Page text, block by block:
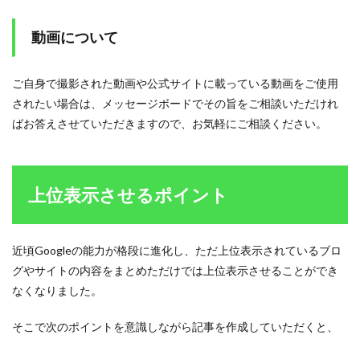
動画について
ご自身で撮影された動画や公式サイトに載っている動画をご使用
されたい場合は、メッセージボードでその旨をご相談いただけれ
ばお答えさせていただきますので、お気軽にご相談ください。
上位表示させるポイント
近頃Googleの能力が格段に進化し、ただ上位表示されているブロ
グやサイトの内容をまとめただけでは上位表示させることができ
なくなりました。
そこで次のポイントを意識しながら記事を作成していただくと、